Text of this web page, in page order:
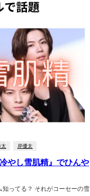
太 岸優太
やし雪肌精』でひんや
ってる？ それがコーセーの雪